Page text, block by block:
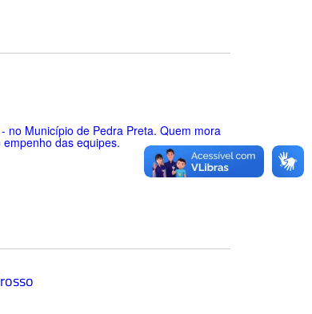
no Município de Pedra Preta. Quem mora
das equipes.